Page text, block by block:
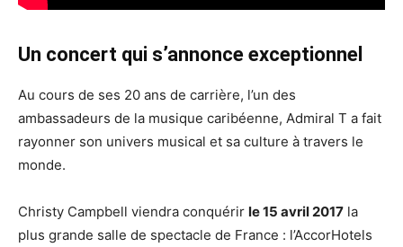
Un concert qui s’annonce exceptionnel
Au cours de ses 20 ans de carrière, l’un des
ambassadeurs de la musique caribéenne, Admiral T a fait
rayonner son univers musical et sa culture à travers le
monde.
Christy Campbell viendra conquérir le 15 avril 2017 la
plus grande salle de spectacle de France : l’AccorHotels